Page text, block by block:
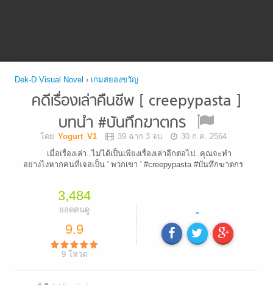
Dek-D Visual Novel › เกมสยองขวัญ
คดีเรื่องเล่าคืนชีพ [ creepypasta ]
บทนำ #บันทึกฆาตกร
โดย Yogurt_V1 39 ฉาก 3 จบ
30 ก.ค. 2564
เมื่อเรื่องเล่า..ไม่ได้เป็นเพียงเรื่องเล่าอีกต่อไป..คุณจะทำ
อย่างไงหากคนที่เจอเป็น ' พวกเขา ' #creepypasta #บันทึกฆาตกร
3,484
ยอดคนดู
9.9
9โหวต
-